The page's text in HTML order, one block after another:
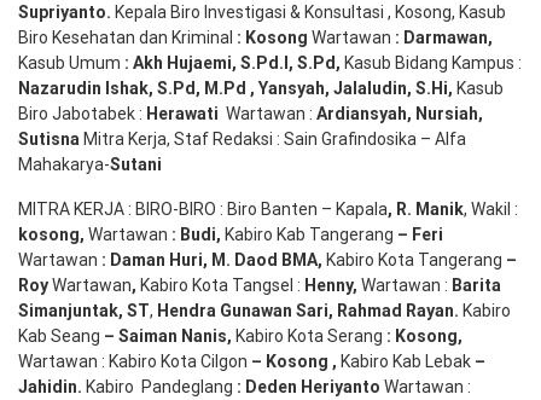
Supriyanto. Kepala Biro Investigasi & Konsultasi , Kosong, Kasub
Biro Kesehatan dan Kriminal : Kosong Wartawan : Darmawan,
Kasub Umum : Akh Hujaemi, S.Pd.I, S.Pd, Kasub Bidang Kampus :
Nazarudin Ishak, S.Pd, M.Pd , Yansyah, Jalaludin, S.Hi, Kasub
Biro Jabotabek : Herawati Wartawan : Ardiansyah, Nursiah,
Sutisna Mitra Kerja, Staf Redaksi : Sain Grafindosika – Alfa
Mahakarya-Sutani
MITRA KERJA : BIRO-BIRO : Biro Banten – Kapala, R. Manik, Wakil :
kosong, Wartawan : Budi, Kabiro Kab Tangerang – Feri
Wartawan : Daman Huri, M. Daod BMA, Kabiro Kota Tangerang –
RoyWartawan, Kabiro Kota Tangsel : Henny, Wartawan : Barita
Simanjuntak, ST, Hendra Gunawan Sari, Rahmad Rayan. Kabiro
Kab Seang – Saiman Nanis, Kabiro Kota Serang : Kosong,
Wartawan : Kabiro Kota Cilgon – Kosong , Kabiro Kab Lebak –
Jahidin. Kabiro Pandeglang : Deden Heriyanto Wartawan :